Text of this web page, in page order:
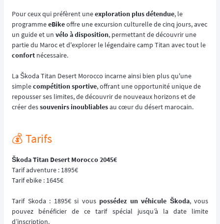
Pour ceux qui préfèrent uneexploration plus détendue, le
programmeeBikeoffre une excursion culturelle de cinq jours, avec
un guide et un vélo à disposition, permettant de découvrir une
partie du Maroc et d'explorer le légendaire camp Titan avec tout le
confort nécessaire.
La Škoda Titan Desert Morocco incarne ainsi bien plus qu'une
simplecompétition sportive, offrant une opportunité unique de
repousser ses limites, de découvrir de nouveaux horizons et de
créer dessouvenirs inoubliablesau cœur du désert marocain.
💰️ Tarifs
Škoda Titan Desert Morocco 2045€
Tarif adventure : 1895€
Tarif ebike : 1645€
Tarif Skoda : 1895€ si vous possédez un véhicule Škoda, vous
pouvez bénéficier de ce tarif spécial jusqu’à la date limite
d’inscription.